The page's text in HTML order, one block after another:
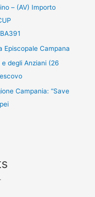
– (AV) Importo
Episcopale Campana
degli Anziani (26
Campania: “Save